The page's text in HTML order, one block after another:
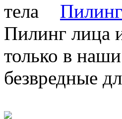
Пилинг лица
только в
безвредные